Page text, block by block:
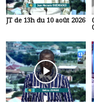
JT de 13h du 10 août 2026